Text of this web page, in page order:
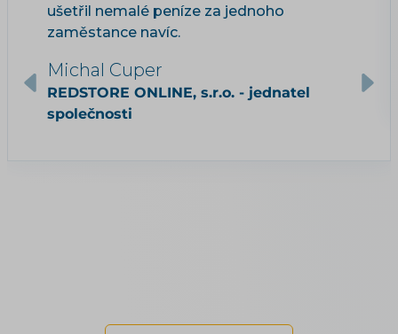
ušetřil nemalé peníze za jednoho
zaměstance navíc.
Michal Cuper
REDSTORE ONLINE, s.r.o. - jednatel
společnosti